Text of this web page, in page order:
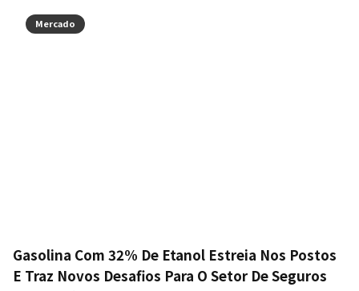
Mercado
Gasolina Com 32% De Etanol Estreia Nos Postos
E Traz Novos Desafios Para O Setor De Seguros